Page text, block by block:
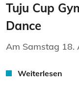
Tuju Cup
Dance
Am Samstag 18.
Weiterlesen